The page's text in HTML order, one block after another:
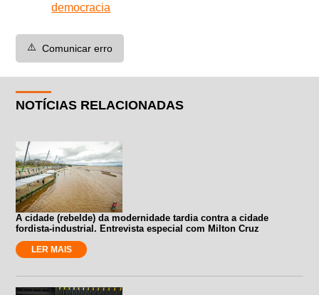
democracia
⚠️ Comunicar erro
NOTÍCIAS RELACIONADAS
A cidade (rebelde) da modernidade tardia contra a cidade
fordista-industrial. Entrevista especial com Milton Cruz
LER MAIS